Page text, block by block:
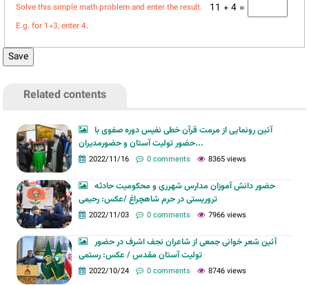
11 + 4 =
Solve this simple math problem and enter the result.
E.g. for 1+3, enter 4.
Related contents
آئین رونمایی از مرمت قرآن خطی نفیس دوره صفوی با
حضور تولیت آستان و حضورمدیران...
2022/11/16 0 comments 8365 views
حضور دانش آموزان مدارس شهرری و محکومیت حادثه
تروریستی در حرم شاهچراغ /عکس: رحیمی
2022/11/03 0 comments 7966 views
آئین شعر خوانی جمعی از شاعران نجف اشرف در حضور
تولیت آستان مقدس / عکس: رستمی
2022/10/24 0 comments 8746 views